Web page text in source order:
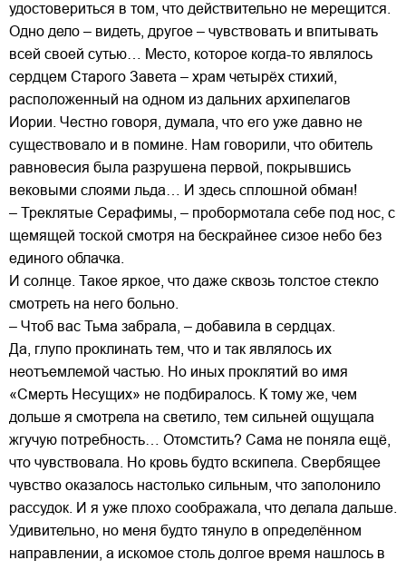
удостовериться в том, что действительно не мерещится.
Одно дело – видеть, другое – чувствовать и впитывать
всей своей сутью… Место, которое когда-то являлось
сердцем Старого Завета – храм четырёх стихий,
расположенный на одном из дальних архипелагов
Иории. Честно говоря, думала, что его уже давно не
существовало и в помине. Нам говорили, что обитель
равновесия была разрушена первой, покрывшись
вековыми слоями льда… И здесь сплошной обман!
– Треклятые Серафимы, – пробормотала себе под нос, с
щемящей тоской смотря на бескрайнее сизое небо без
единого облачка.
И солнце. Такое яркое, что даже сквозь толстое стекло
смотреть на него больно.
– Чтоб вас Тьма забрала, – добавила в сердцах.
Да, глупо проклинать тем, что и так являлось их
неотъемлемой частью. Но иных проклятий во имя
«Смерть Несущих» не подбиралось. К тому же, чем
дольше я смотрела на светило, тем сильней ощущала
жгучую потребность… Отомстить? Сама не поняла ещё,
что чувствовала. Но кровь будто вскипела. Свербящее
чувство оказалось настолько сильным, что заполонило
рассудок. И я уже плохо соображала, что делала дальше.
Удивительно, но меня будто тянуло в определённом
направлении, а искомое столь долгое время нашлось в